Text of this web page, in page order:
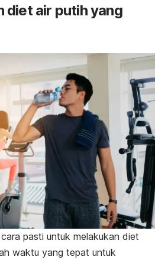
diet air putih yang
pasti untuk melakukan diet
waktu yang tepat untuk